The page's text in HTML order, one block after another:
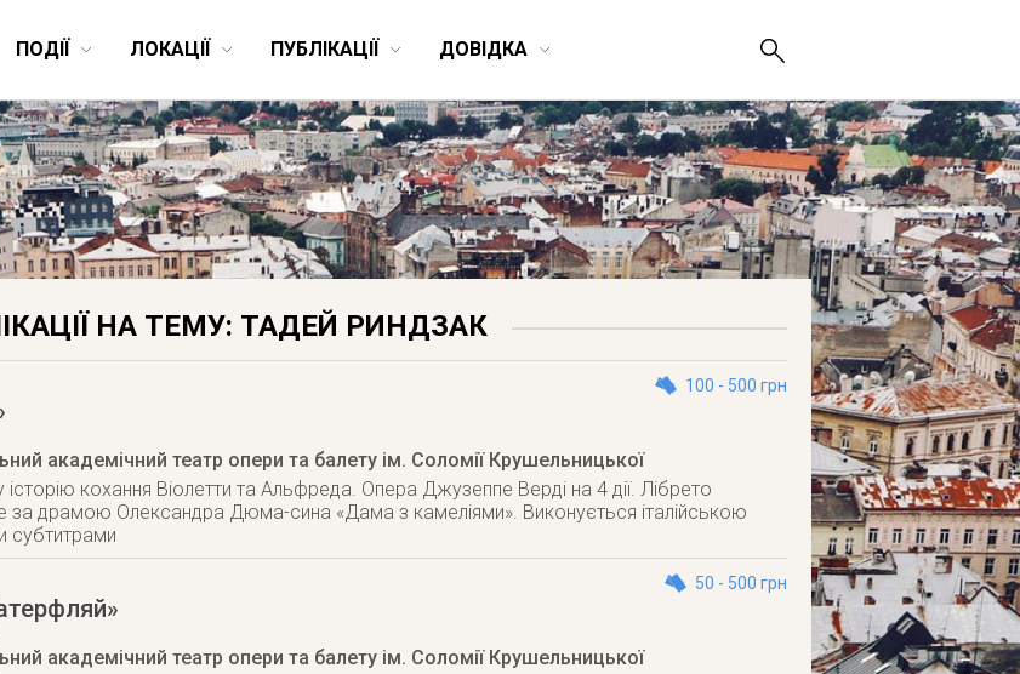
ПОДІЇ ЛОКАЦІЇ ПУБЛІКАЦІЇ ДОВІДКА
НА ТЕМУ: ТАДЕЙ РИНДЗАК
100 - 500 грн
академічний театр опери та балету ім. Соломії Крушельницької
кохання Віолетти та Альфреда. Опера Джузеппе Верді на 4 дії. Лібрето
за драмою Олександра Дюма-сина «Дама з камеліями». Виконується італійською
субтитрами
50 - 500 грн
академічний театр опери та балету ім. Соломії Крушельницької